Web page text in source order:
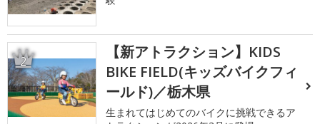
2
【新アトラクション】KIDS
BIKE FIELD(キッズバイクフィ
ールド)／栃木県
生まれてはじめてのバイクに挑戦できるア